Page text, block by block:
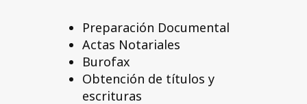
Preparación Documental
Actas Notariales
Burofax
Obtención de títulos y
escrituras